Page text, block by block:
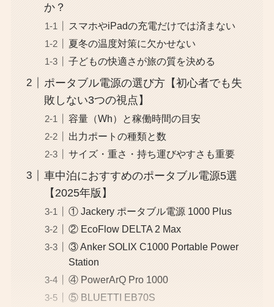
か？
スマホやiPadの充電だけでは済まない
夏冬の温度対策に欠かせない
子どもの快適さが旅の質を決める
ポータブル電源の選び方【初心者でも失
敗しない3つの視点】
容量（Wh）と稼働時間の目安
出力ポートの種類と数
サイズ・重さ・持ち運びやすさも重要
車中泊におすすめのポータブル電源5選
【2025年版】
① Jackery ポータブル電源 1000 Plus
② EcoFlow DELTA 2 Max
③ Anker SOLIX C1000 Portable Power
Station
④ PowerArQ Pro 1000
⑤ BLUETTI EB70S